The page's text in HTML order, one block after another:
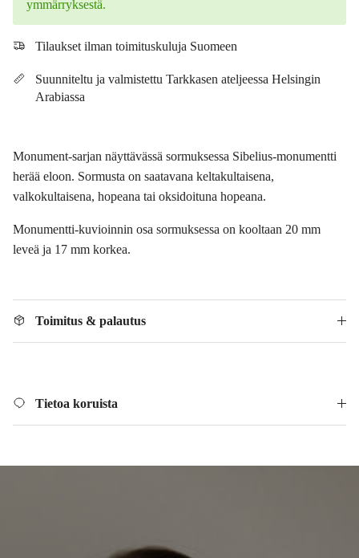
ymmärryksestä.
Tilaukset ilman toimituskuluja Suomeen
Suunniteltu ja valmistettu Tarkkasen ateljeessa Helsingin
Arabiassa
Monument-sarjan näyttävässä sormuksessa Sibelius-monumentti
herää eloon. Sormusta on saatavana keltakultaisena,
valkokultaisena, hopeana tai oksidoituna hopeana.
Monumentti-kuvioinnin osa sormuksessa on kooltaan 20 mm
leveä ja 17 mm korkea.
Toimitus & palautus
Tietoa koruista